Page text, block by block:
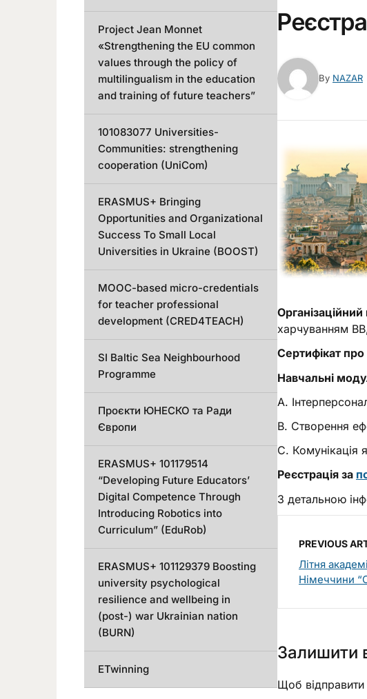
By NAZAR
харчуванням
Сертифікат про
Навчальні
А.
B. Створення
С. Комунікація
Реєстрація за
З детальною
PREVIOUS
Літня
Німеччини
Залишити
Щоб
Project Jean Monnet
«Strengthening the EU common
values through the policy of
multilingualism in the education
and training of future teachers”
101083077 Universities-
Communities: strengthening
cooperation (UniCom)
ERASMUS+ Bringing
Opportunities and Organizational
Success To Small Local
Universities in Ukraine (BOOST)
MOOC-based micro-credentials
for teacher professional
development (CRED4TEACH)
SI Baltic Sea Neighbourhood
Programme
Проєкти ЮНЕСКО та Ради
Європи
ERASMUS+ 101179514
“Developing Future Educators’
Digital Competence Through
Introducing Robotics into
Curriculum” (EduRob)
ERASMUS+ 101129379 Boosting
university psychological
resilience and wellbeing in
(post-) war Ukrainian nation
(BURN)
ETwinning